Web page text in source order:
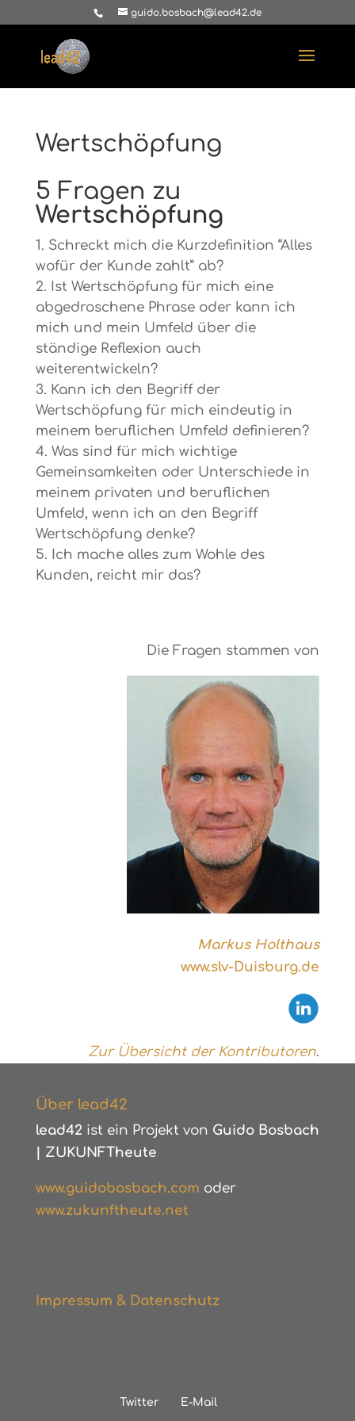
guido.bosbach@lead42.de
Wertschöpfung
5 Fragen zu
Wertschöpfung
Schreckt mich die Kurzdefinition “Alles
wofür der Kunde zahlt” ab?
Ist Wertschöpfung für mich eine
abgedroschene Phrase oder kann ich
mich und mein Umfeld über die
ständige Reflexion auch
weiterentwickeln?
Kann ich den Begriff der
Wertschöpfung für mich eindeutig in
meinem beruflichen Umfeld definieren?
Was sind für mich wichtige
Gemeinsamkeiten oder Unterschiede in
meinem privaten und beruflichen
Umfeld, wenn ich an den Begriff
Wertschöpfung denke?
Ich mache alles zum Wohle des
Kunden, reicht mir das?
Die Fragen stammen von
Markus Holthaus
www.slv-Duisburg.de
Zur Übersicht der Kontributoren.
Über lead42
lead42 ist ein Projekt von Guido Bosbach
ZUKUNFTheute
www.guidobosbach.com oder
www.zukunftheute.net
Impressum & Datenschutz
Twitter E-Mail